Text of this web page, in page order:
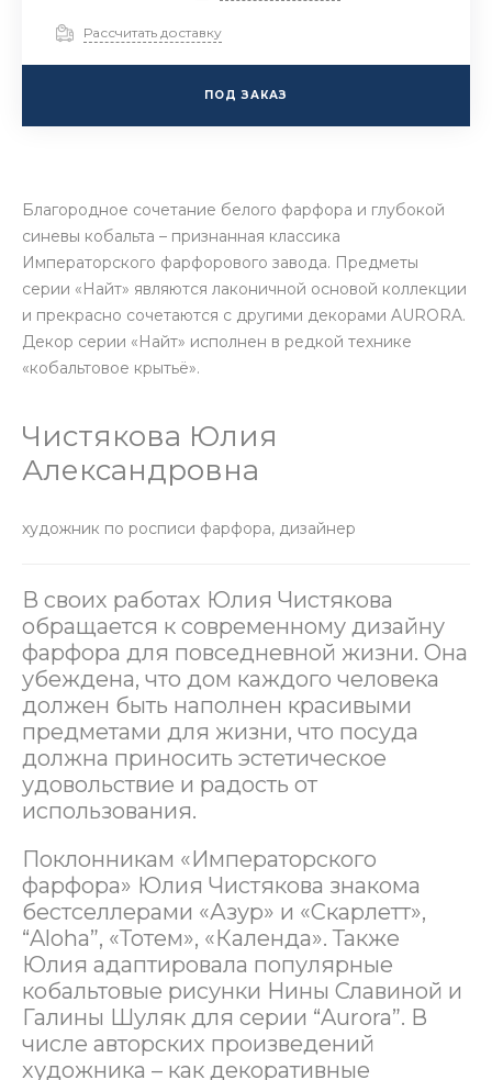
Рассчитать доставку
ПОД ЗАКАЗ
Благородное сочетание белого фарфора и глубокой
синевы кобальта – признанная классика
Императорского фарфорового завода. Предметы
серии «Найт» являются лаконичной основой коллекции
и прекрасно сочетаются с другими декорами AURORA.
Декор серии «Найт» исполнен в редкой технике
«кобальтовое крытьё».
Чистякова Юлия
Александровна
художник по росписи фарфора, дизайнер
В своих работах Юлия Чистякова
обращается к современному дизайну
фарфора для повседневной жизни. Она
убеждена, что дом каждого человека
должен быть наполнен красивыми
предметами для жизни, что посуда
должна приносить эстетическое
удовольствие и радость от
использования.
Поклонникам «Императорского
фарфора» Юлия Чистякова знакома
бестселлерами «Азур» и «Скарлетт»,
“Aloha”, «Тотем», «Календа». Также
Юлия адаптировала популярные
кобальтовые рисунки Нины Славиной и
Галины Шуляк для серии “Aurora”. В
числе авторских произведений
художника – как декоративные